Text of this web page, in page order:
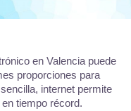
en Valencia puede
proporciones para
internet permite
tiempo récord.